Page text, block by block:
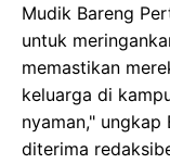
Mudik Bareng
untuk
memastikan
keluarga di
nyaman,"
diterima